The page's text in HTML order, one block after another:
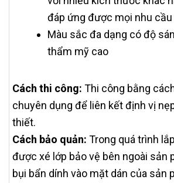
đáp ứng được mọi nhu cầu
Màu sắc đa dạng có độ
thẩm mỹ cao
Cách thi công: Thi công bằng
chuyên dụng để liên kết định vị
thiết.
Cách bảo quản: Trong quá trình
được xé lớp bảo vệ bên ngoài sản
bụi bẩn dính vào mặt dán của sản